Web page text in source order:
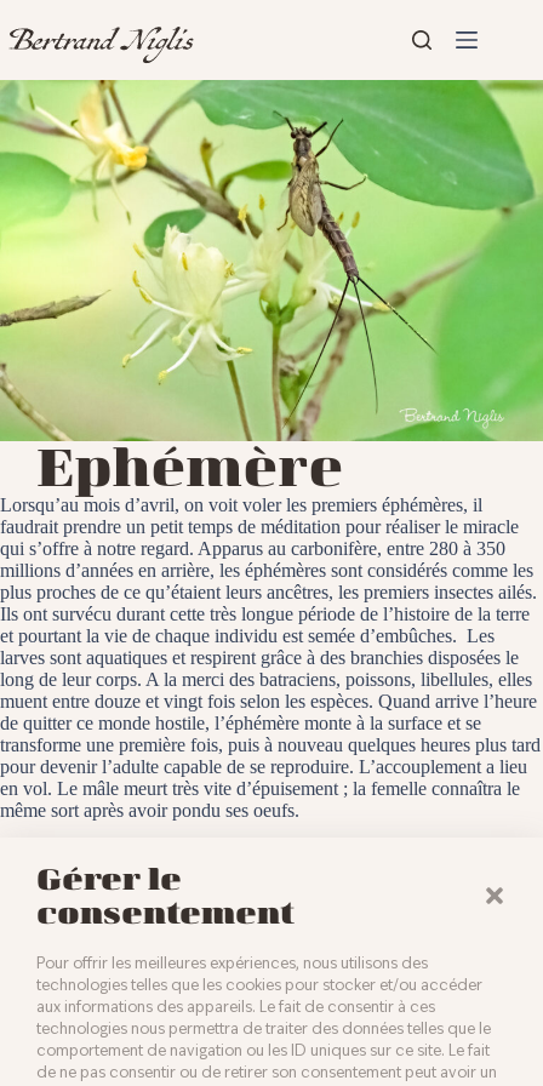
Gérer le
consentement
Pour offrir les meilleures expériences, nous utilisons des
technologies telles que les cookies pour stocker et/ou accéder
aux informations des appareils. Le fait de consentir à ces
technologies nous permettra de traiter des données telles que le
comportement de navigation ou les ID uniques sur ce site. Le fait
de ne pas consentir ou de retirer son consentement peut avoir un
au
contenu
Aucun
résultat
Accueil
Présentation
Articles
Ephémère
Lorsqu’au mois d’avril, on voit voler les premiers éphémères, il
faudrait prendre un petit temps de méditation pour réaliser le miracle
qui s’offre à notre regard. Apparus au carbonifère, entre 280 à 350
millions d’années en arrière, les éphémères sont considérés comme les
plus proches de ce qu’étaient leurs ancêtres, les premiers insectes ailés.
Ils ont survécu durant cette très longue période de l’histoire de la terre
et pourtant la vie de chaque individu est semée d’embûches. Les
larves sont aquatiques et respirent grâce à des branchies disposées le
long de leur corps. A la merci des batraciens, poissons, libellules, elles
muent entre douze et vingt fois selon les espèces. Quand arrive l’heure
de quitter ce monde hostile, l’éphémère monte à la surface et se
transforme une première fois, puis à nouveau quelques heures plus tard
pour devenir l’adulte capable de se reproduire. L’accouplement a lieu
en vol. Le mâle meurt très vite d’épuisement ; la femelle connaîtra le
même sort après avoir pondu ses oeufs.